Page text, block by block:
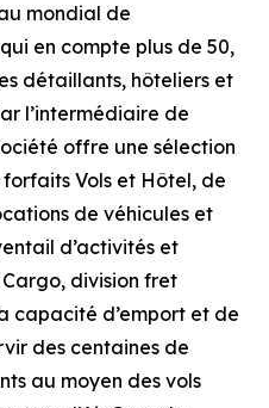
mondial de
en compte plus de 50,
détaillants, hôteliers et
l’intermédiaire de
offre une sélection
Vols et Hôtel, de
de véhicules et
d’activités et
division fret
capacité d’emport et de
des centaines de
au moyen des vols